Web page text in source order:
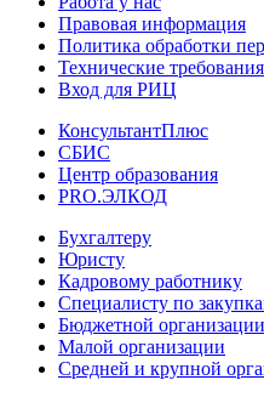
Правовая информация
Политика обработки
Технические требования
Вход для РИЦ
КонсультантПлюс
СБИС
Центр образования
PRO.ЭЛКОД
Бухгалтеру
Юристу
Кадровому работнику
Специалисту по
Бюджетной организации
Малой организации
Средней и крупной